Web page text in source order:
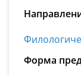
Форма